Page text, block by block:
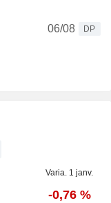
06/08
DP
Varia. 1 janv.
-0,76 %